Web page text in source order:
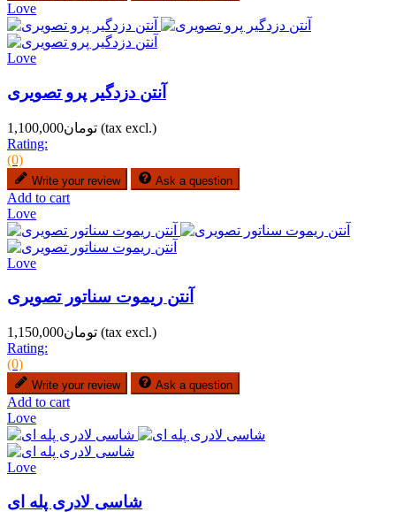
Love
Love
آنتن دزدگیر پرو تصویری
تومان1,100,000 (tax excl.)
Rating:
(0)
Write your review Ask a question
Add to cart
Love
Love
آنتن ریموت سناتور تصویری
تومان1,150,000 (tax excl.)
Rating:
(0)
Write your review Ask a question
Add to cart
Love
Love
شاسی لادری پله ای